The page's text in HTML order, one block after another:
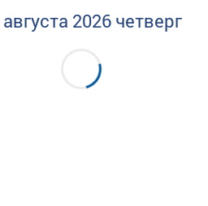
2026 четверг